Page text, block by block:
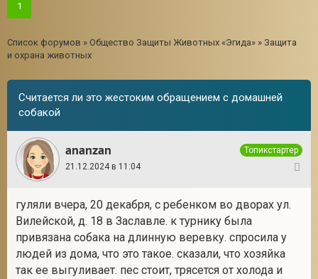
1
Список форумов » Общество Защиты Животных «Эгида» » Защита
и охрана животных
Cчитается ли это жестоким обращением с домашней
собакой
ananzan
Топикстартер
21.12.2024 в 11:04
гуляли вчера, 20 декабря, с ребенком во дворах ул.
Вилейской, д. 18 в Заславле. к турнику была
привязана собака на длинную веревку. спросила у
людей из дома, что это такое. сказали, что хозяйка
так ее выгуливает. пес стоит, трясется от холода и